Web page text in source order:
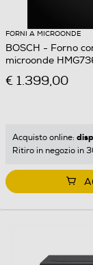
FORNI A MICROONDE
BOSCH - Forno
microonde
€ 1.399,00
Acquisto online:
Ritiro in negozio in